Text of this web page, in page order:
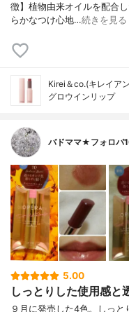
徴】植物由来オイルを配合
らかなつけ心地…続きを見る
Kirei＆co.(キレイア
グロウインリップ
バドママ★フォロ
5.00
しっとりした使用感と
９月に発売した4色。しっ